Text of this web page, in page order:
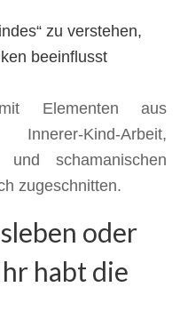
zu verstehen,
beeinflusst
Elementen aus
Kind-Arbeit,
und schamanischen
zugeschnitten.
oder
habt die